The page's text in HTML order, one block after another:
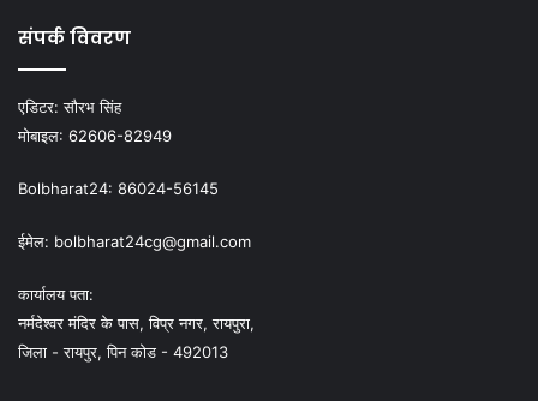
संपर्क विवरण
एडिटर:सौरभ सिंह
मोबाइल: 62606-82949
Bolbharat24: 86024-56145
ईमेल: bolbharat24cg@gmail.com
कार्यालय पता:
नर्मदेश्वर मंदिर के पास, विप्र नगर, रायपुरा,
जिला - रायपुर, पिन कोड - 492013